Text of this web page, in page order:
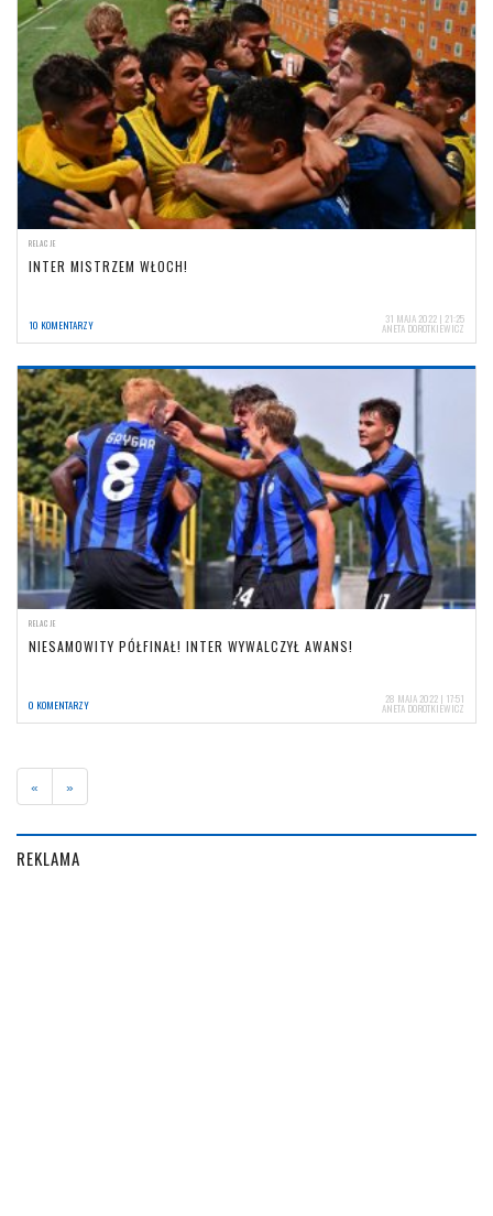
RELACJE
INTER MISTRZEM WŁOCH!
10 KOMENTARZY 31 MAJA 2022 | 21:25
ANETA DOROTKIEWICZ
RELACJE
NIESAMOWITY PÓŁFINAŁ! INTER WYWALCZYŁ AWANS!
0 KOMENTARZY 28 MAJA 2022 | 17:51
ANETA DOROTKIEWICZ
« »
REKLAMA